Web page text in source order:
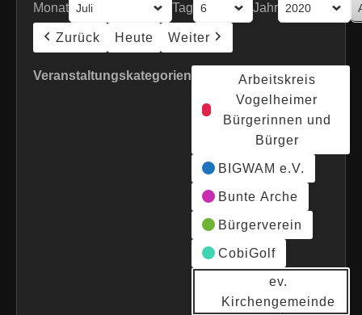
Monat Tag Jahr
Zurück Heute Weiter
Veranstaltungskategorien
Arbeitskreis
Vogelheimer
Bürgerinnen und
Bürger
BIGWAM e.V.
Bunte Arche
Bürgerverein
CobiGolf
ev.
Kirchengemeinde